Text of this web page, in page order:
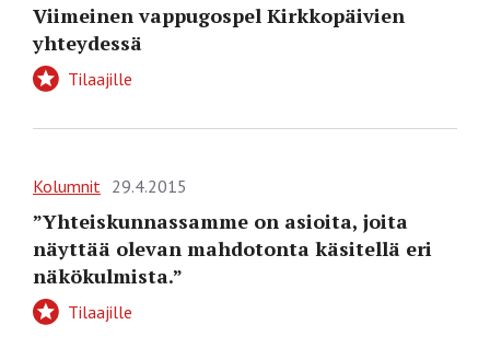
Viimeinen vappugospel Kirkkopäivien
yhteydessä
Tilaajille
Kolumnit 29.4.2015
”Yhteiskunnassamme on ­asioita, joita
näyttää olevan mahdotonta käsitellä eri
näkökulmista.”
Tilaajille